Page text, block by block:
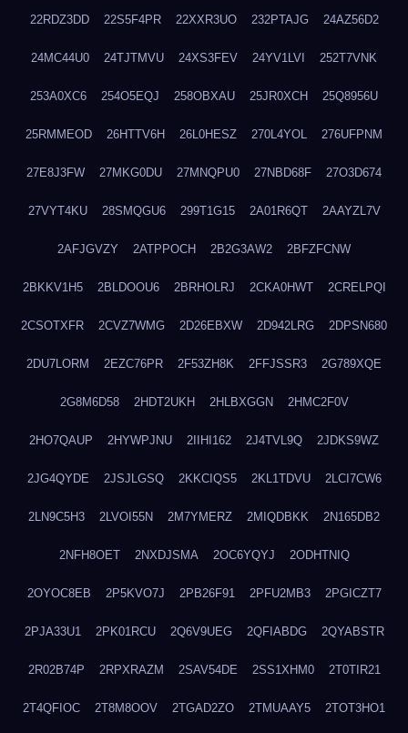
22RDZ3DD 22S5F4PR 22XXR3UO 232PTAJG 24AZ56D2
24MC44U0 24TJTMVU 24XS3FEV 24YV1LVI 252T7VNK
253A0XC6 254O5EQJ 258OBXAU 25JR0XCH 25Q8956U
25RMMEOD 26HTTV6H 26L0HESZ 270L4YOL 276UFPNM
27E8J3FW 27MKG0DU 27MNQPU0 27NBD68F 27O3D674
27VYT4KU 28SMQGU6 299T1G15 2A01R6QT 2AAYZL7V
2AFJGVZY 2ATPPOCH 2B2G3AW2 2BFZFCNW
2BKKV1H5 2BLDOOU6 2BRHOLRJ 2CKA0HWT 2CRELPQI
2CSOTXFR 2CVZ7WMG 2D26EBXW 2D942LRG 2DPSN680
2DU7LORM 2EZC76PR 2F53ZH8K 2FFJSSR3 2G789XQE
2G8M6D58 2HDT2UKH 2HLBXGGN 2HMC2F0V
2HO7QAUP 2HYWPJNU 2IIHI162 2J4TVL9Q 2JDKS9WZ
2JG4QYDE 2JSJLGSQ 2KKCIQS5 2KL1TDVU 2LCI7CW6
2LN9C5H3 2LVOI55N 2M7YMERZ 2MIQDBKK 2N165DB2
2NFH8OET 2NXDJSMA 2OC6YQYJ 2ODHTNIQ
2OYOC8EB 2P5KVO7J 2PB26F91 2PFU2MB3 2PGICZT7
2PJA33U1 2PK01RCU 2Q6V9UEG 2QFIABDG 2QYABSTR
2R02B74P 2RPXRAZM 2SAV54DE 2SS1XHM0 2T0TIR21
2T4QFIOC 2T8M8OOV 2TGAD2ZO 2TMUAAY5 2TOT3HO1